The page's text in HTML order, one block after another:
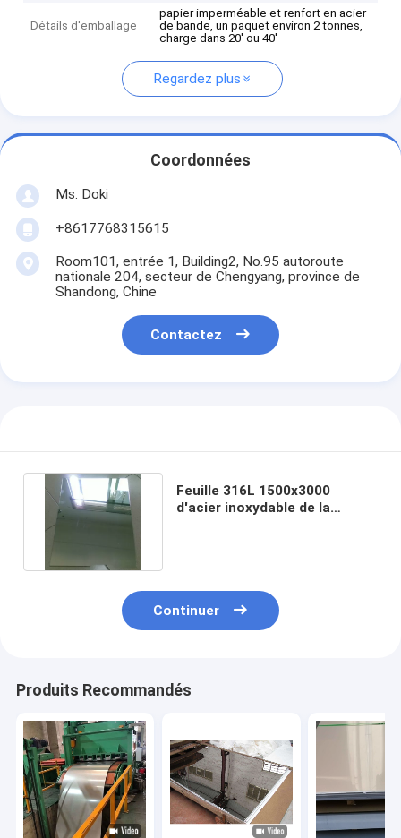
Détails d'emballage
papier imperméable et renfort en acier
de bande, un paquet environ 2 tonnes,
charge dans 20' ou 40'
Regardez plus
Coordonnées
Ms. Doki
+8617768315615
Room101, entrée 1, Building2, No.95 autoroute
nationale 204, secteur de Chengyang, province de
Shandong, Chine
Contactez
Feuille 316L 1500x3000
d'acier inoxydable de la
Continuer
Produits Recommandés